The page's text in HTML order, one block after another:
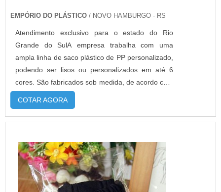
EMPÓRIO DO PLÁSTICO / NOVO HAMBURGO - RS
Atendimento exclusivo para o estado do Rio
Grande do SulA empresa trabalha com uma
ampla linha de saco plástico de PP personalizado,
podendo ser lisos ou personalizados em até 6
cores. São fabricados sob medida, de acordo com
a necessidade de cada cliente. Além disso, esta
embalagem flexível poder ser fabricado com dois
tipos de adesivo: permanente e abre e
PRODUTONo caso do saco PP adesivado perm...
COTAR AGORA